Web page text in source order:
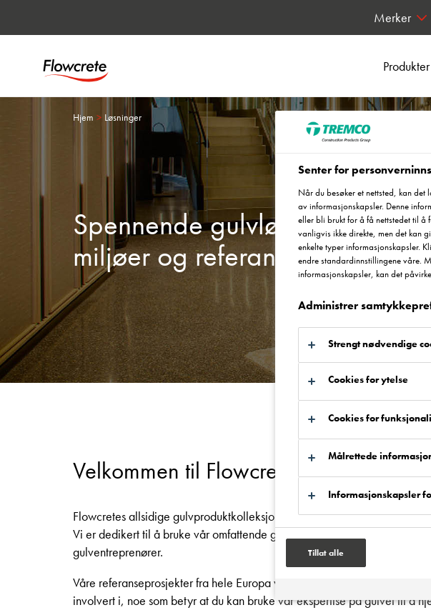
Merker
Spennende gulvløsninger for
miljøer og referanseprosjekter
Hjem Løsninger
Velkommen til Flowcretes prosjektside
Flowcretes allsidige gulvproduktkolleksjon dekker også et bredt spekter
Vi er dedikert til å bruke vår omfattende gulvkompetanse til å tilby råd
gulventreprenører.
Våre referanseprosjekter fra hele Europa viser det mangfoldige
involvert i, noe som betyr at du kan bruke vår ekspertise på gulvet til å
Senter for
Når du besøker et nettsted, kan det
av informasjonskapsler. Denne
eller bli brukt for å få nettstedet til å
vanligvis ikke direkte, men det kan
enkelte typer informasjonskapsler.
endre standardinnstillingene våre.
informasjonskapsler, kan det
Administrer
Strengt nødvendige
Cookies for ytelse
Cookies for
Målrettede
Informasjonskapsler
Tillat alle